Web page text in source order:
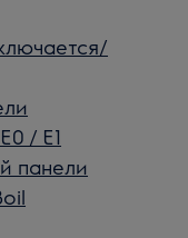
/ E1
панели